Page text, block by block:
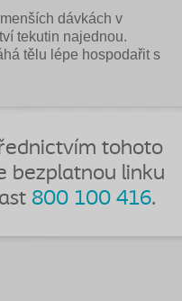
dávkách v
tekutin najednou.
tělu lépe hospodařit s
tohoto
bezplatnou linku
800 100 416.